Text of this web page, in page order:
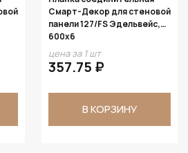
Смарт-Декор для стеновой
панели 127/FS Эдельвейс,
600x6
цена за 1 шт
357.75 ₽
В КОРЗИНУ